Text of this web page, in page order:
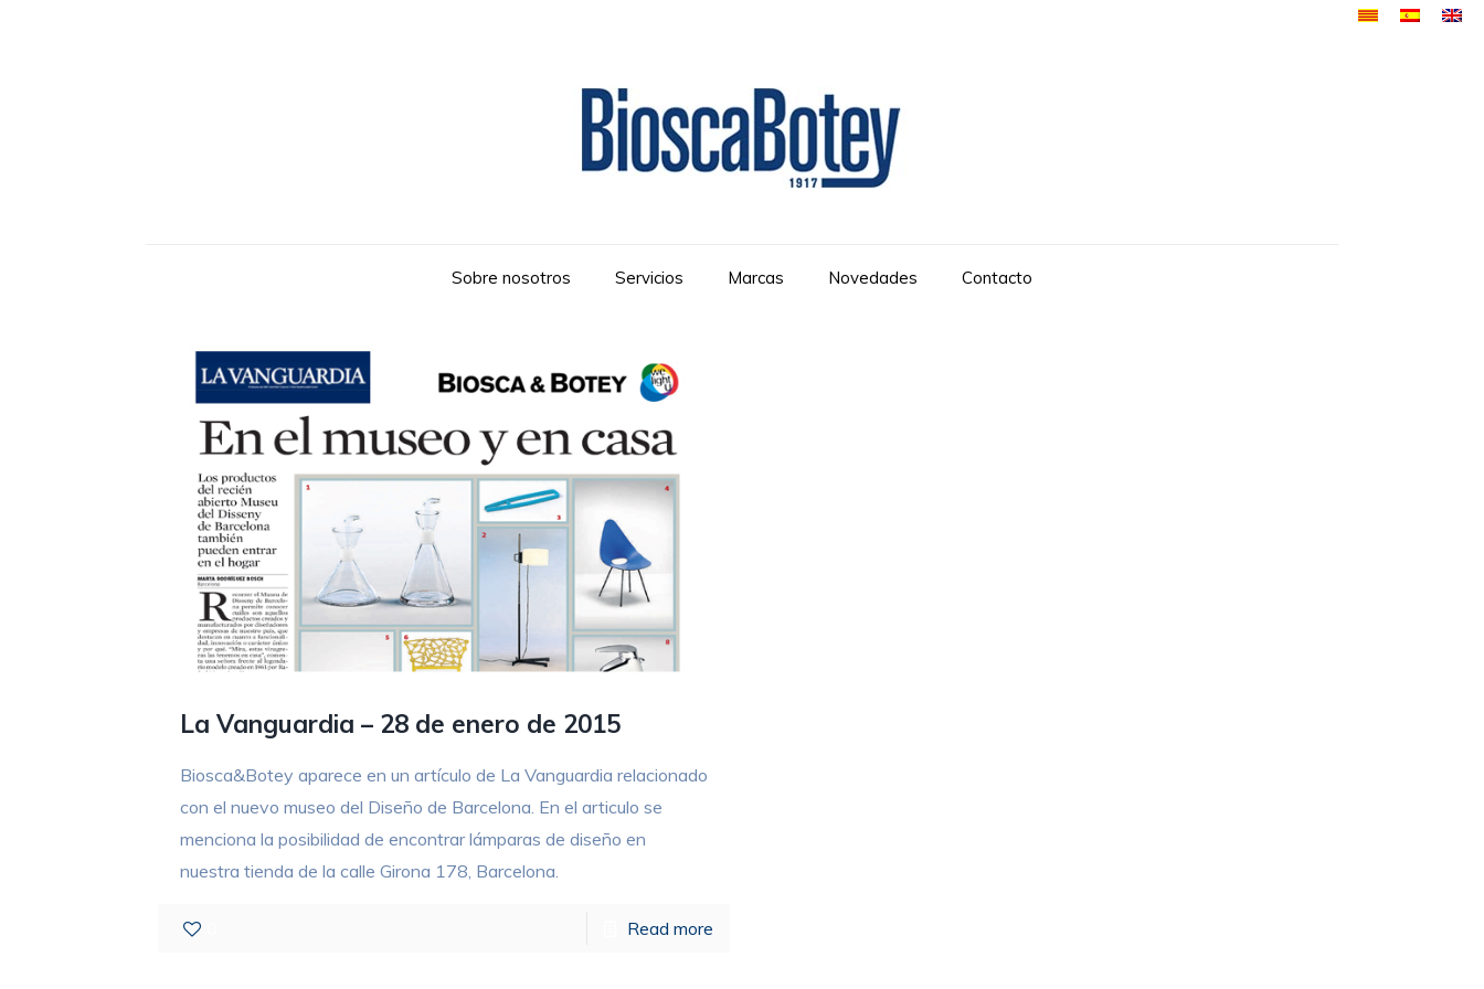
Sobre nosotros Servicios Marcas Novedades Contacto
La Vanguardia – 28 de enero de 2015
Biosca&Botey aparece en un artículo de La Vanguardia relacionado
con el nuevo museo del Diseño de Barcelona. En el articulo se
menciona la posibilidad de encontrar lámparas de diseño en
nuestra tienda de la calle Girona 178, Barcelona.
Read more